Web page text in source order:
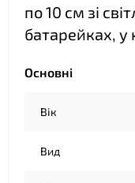
по 10 см зі
батарейках, у
Основні
Вік
Вид